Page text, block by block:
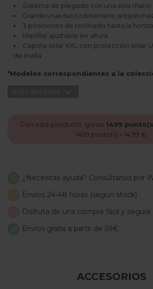
Sistema de plegado con una sola mano
Grandes ruedas todoterreno
3 posiciones de reclinado hasta la
Manillar ajustable en altura
Capota solar XXL con protección solar
de malla
*Modelos correspondientes a la
Con este producto, ganas 1499
1499 punto(s) = 14,99 €
¿Necesitas ayuda? Consúltanos por
Envíos 24-48 horas (según stock)
Disfruta de una compra fácil y segura
Envíos gratis a partir de 59€
ACCESORIOS